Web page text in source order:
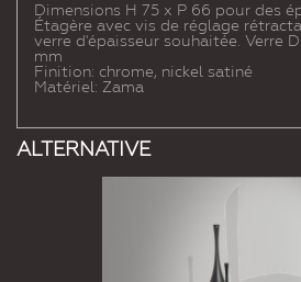
Dimensions H 75 x P 66 pour des
Étagère avec vis de réglage
verre d'épaisseur souhaitée. Verre
mm
Finition: chrome, nickel satiné
Matériel: Zama
ALTERNATIVE